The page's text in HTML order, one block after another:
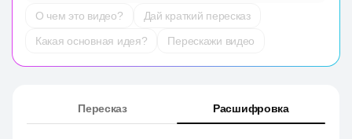
О чем это видео?
Дай краткий пересказ
Какая основная идея?
Перескажи видео
Пересказ Расшифровка